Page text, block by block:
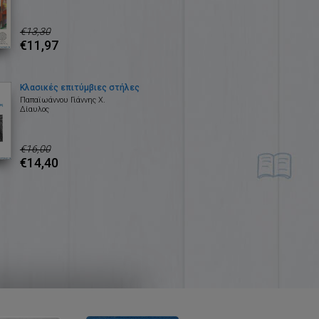
€13,30
€11,97
Κλασικές επιτύμβιες στήλες
Παπαϊωάννου Γιάννης Χ.
Δίαυλος
€16,00
€14,40